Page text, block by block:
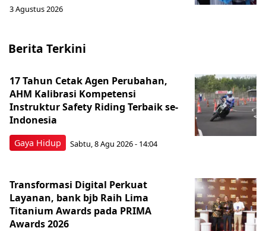
3 Agustus 2026
Berita Terkini
Gaya Hidup
17 Tahun Cetak Agen Perubahan,
AHM Kalibrasi Kompetensi
Instruktur Safety Riding Terbaik se-
Indonesia
Sabtu, 8 Agu 2026 - 14:04
Transformasi Digital Perkuat
Layanan, bank bjb Raih Lima
Titanium Awards pada PRIMA
Awards 2026